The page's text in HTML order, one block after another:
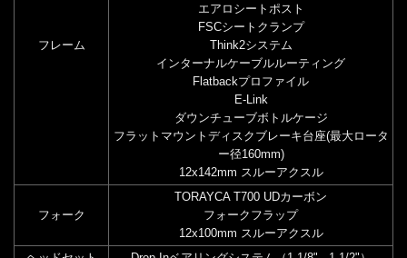
フレーム
エアロシートポスト
FSCシートクランプ
Think2システム
インターナルケーブルルーティング
Flatbackプロファイル
E-Link
ダウンチューブボトルケージ
フラットマウントディスクブレーキ台座(最大ロータ
ー径160mm)
12x142mm スルーアクスル
フォーク
TORAYCA T700 UDカーボン
フォークフラップ
12x100mm スルーアクスル